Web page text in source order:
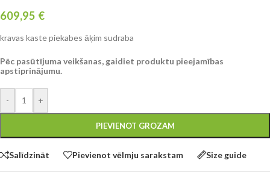
609,95 €
kravas kaste piekabes āķim sudraba
Pēc pasūtījuma veikšanas, gaidiet produktu pieejamības
apstiprinājumu.
- +
PIEVIENOT GROZAM
Salīdzināt Pievienot vēlmju sarakstam Size guide